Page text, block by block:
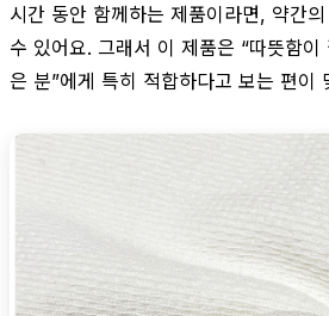
시간 동안 함께하는 제품이라면, 약간
수 있어요. 그래서 이 제품은 “따뜻함
은 분”에게 특히 적합하다고 보는 편이